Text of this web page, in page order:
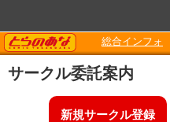
TORANOANA
総合インフォ
サークル委託案内
新規サークル登録